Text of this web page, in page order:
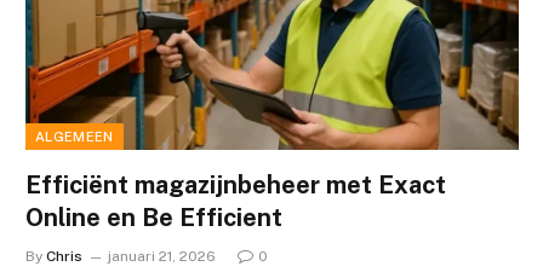
ALGEMEEN
Efficiënt magazijnbeheer met Exact
Online en Be Efficient
By Chris januari 21, 2026 0